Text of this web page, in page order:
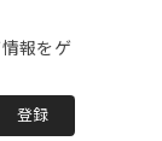
報をゲ
登録